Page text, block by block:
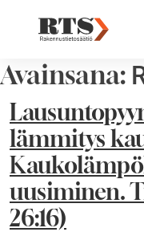
Avainsana:
lämmitys
uusiminen.
26:16)